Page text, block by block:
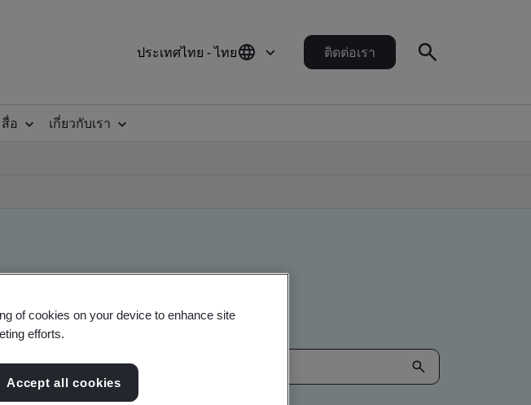
ประเทศไทย - ไทย ติดต่อเรา
อ
เกี่ยวกับเรา
of cookies on your device to enhance site
efforts.
Accept all cookies